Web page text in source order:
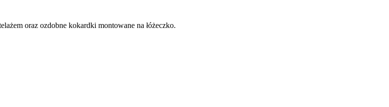
oraz ozdobne kokardki montowane na łóżeczko.